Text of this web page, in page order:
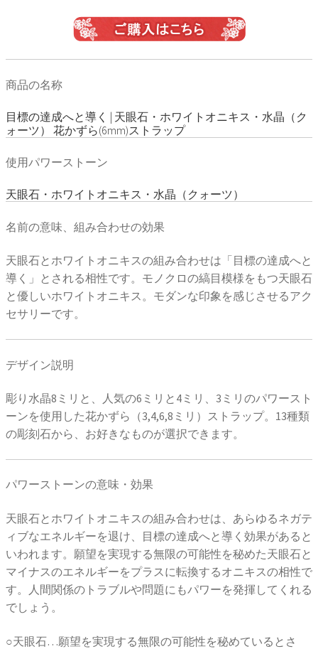
商品の名称
目標の達成へと導く | 天眼石・ホワイトオニキス・水晶（ク
ォーツ） 花かずら(6mm)ストラップ
使用パワーストーン
天眼石・ホワイトオニキス・水晶（クォーツ）
名前の意味、組み合わせの効果
天眼石とホワイトオニキスの組み合わせは「目標の達成へと
導く」とされる相性です。モノクロの縞目模様をもつ天眼石
と優しいホワイトオニキス。モダンな印象を感じさせるアク
セサリーです。
デザイン説明
彫り水晶8ミリと、人気の6ミリと4ミリ、3ミリのパワースト
ーンを使用した花かずら（3,4,6,8ミリ）ストラップ。13種類
の彫刻石から、お好きなものが選択できます。
パワーストーンの意味・効果
天眼石とホワイトオニキスの組み合わせは、あらゆるネガテ
ィブなエネルギーを退け、目標の達成へと導く効果があると
いわれます。願望を実現する無限の可能性を秘めた天眼石と
マイナスのエネルギーをプラスに転換するオニキスの相性で
す。人間関係のトラブルや問題にもパワーを発揮してくれる
でしょう。
○天眼石…願望を実現する無限の可能性を秘めているとさ